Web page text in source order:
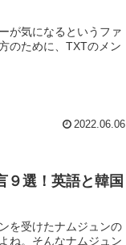
が気になるというファ
のために、TXTのメン
2022.06.06
９選！英語と韓国
を受けたナムジュンの
ね。そんなナムジュン